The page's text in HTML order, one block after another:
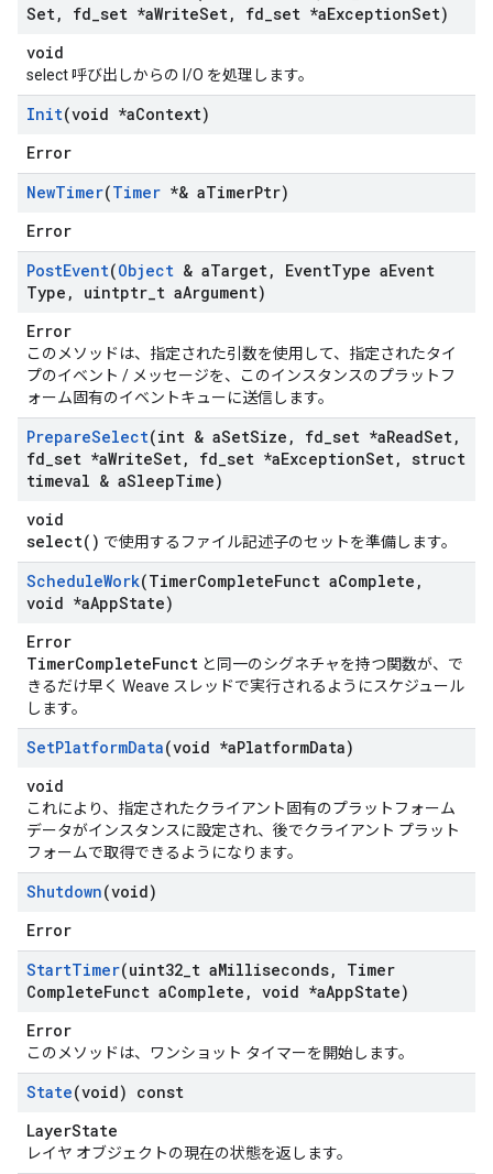
Set, fd set *aWriteSet, fd set *aExceptionSet)
void
select 呼び出しからの I/O を処理します。
Init(void *aContext)
Error
NewTimer(Timer *& aTimerPtr)
Error
PostEvent(Object & aTarget, EventType aEvent
Type , uintptr t aArgument)
Error
このメソッドは、指定された引数を使用して、指定されたタイ
プのイベント / メッセージを、このインスタンスのプラットフ
ォーム固有のイベントキューに送信します。
PrepareSelect(int & aSetSize , fd set *aReadSet,
fd set *aWriteSet, fd set *aExceptionSet, struct
timeval & aSleepTime)
void
select() で使用するファイル記述子のセットを準備します。
ScheduleWork(TimerCompleteFunct aComplete ,
void *aAppState)
Error
TimerCompleteFunct と同一のシグネチャを持つ関数が、で
きるだけ早く Weave スレッドで実行されるようにスケジュール
します。
SetPlatformData(void *aPlatformData)
void
これにより、指定されたクライアント固有のプラットフォーム
データがインスタンスに設定され、後でクライアント プラット
フォームで取得できるようになります。
Shutdown(void)
Error
StartTimer(uint32 t aMilliseconds,
Timer
CompleteFunct aComplete , void *aAppState)
Error
このメソッドは、ワンショット タイマーを開始します。
State(void) const
LayerState
レイヤ オブジェクトの現在の状態を返します。